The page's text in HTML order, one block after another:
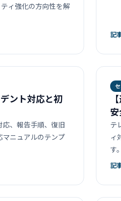
ィ強化の方向性を解
記
ント対応と初
、報告手順、復旧
マニュアルのテンプ
テ
ィ
す。
記